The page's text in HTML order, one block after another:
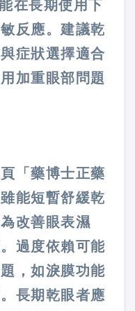
在長期使用下
反應。建議乾
症狀選擇適合
加重眼部問題​
「藥博士正藥
能短暫舒緩乾
改善眼表濕
過度依賴可能
，如淚膜功能
長期乾眼者應